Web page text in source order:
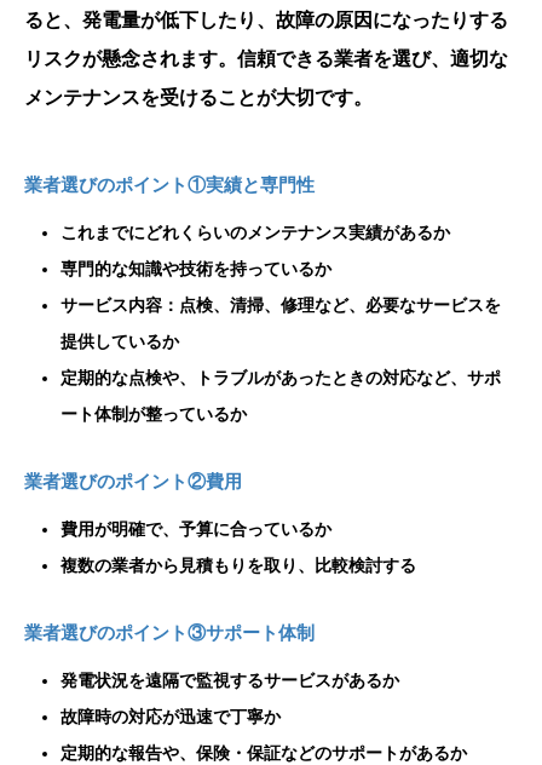
ると、発電量が低下したり、故障の原因になったりする
リスクが懸念されます。信頼できる業者を選び、適切な
メンテナンスを受けることが大切です。
業者選びのポイント①実績と専門性
これまでにどれくらいのメンテナンス実績があるか
専門的な知識や技術を持っているか
サービス内容：点検、清掃、修理など、必要なサービスを
提供しているか
定期的な点検や、トラブルがあったときの対応など、サポ
ート体制が整っているか
業者選びのポイント②費用
費用が明確で、予算に合っているか
複数の業者から見積もりを取り、比較検討する
業者選びのポイント③サポート体制
発電状況を遠隔で監視するサービスがあるか
故障時の対応が迅速で丁寧か
定期的な報告や、保険・保証などのサポートがあるか